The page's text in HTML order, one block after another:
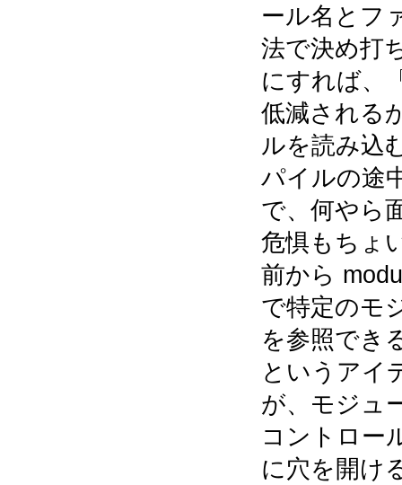
ール名とフ
法で決め打
にすれば、
低減される
ルを読み込
パイルの途
で、何やら
危惧もちょ
前から
で特定のモ
を参照でき
というアイ
が、モジュ
コントロー
に穴を開け